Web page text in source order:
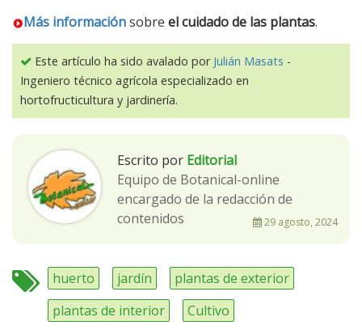
Más informaciónsobre el cuidado de las plantas.
Este artículo ha sido avalado por Julián Masats -
Ingeniero técnico agrícola especializado en
hortofructicultura y jardinería.
Escrito por Editorial
Equipo de Botanical-online
encargado de la redacción de
contenidos
29 agosto, 2024
huerto jardín
plantas de exterior
plantas de interior
Cultivo